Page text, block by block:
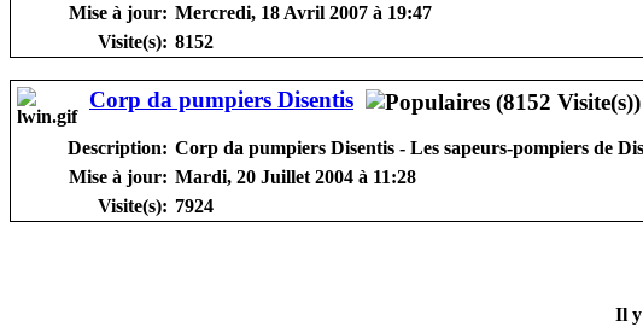
Mise à jour: Mercredi, 18 Avril 2007 à 19:47
Visite(s): 8152
Corp da pumpiers Disentis
Description: Corp da pumpiers Disentis - Les sapeurs-pompiers de
Mise à jour: Mardi, 20 Juillet 2004 à 11:28
Visite(s): 7924
Il y